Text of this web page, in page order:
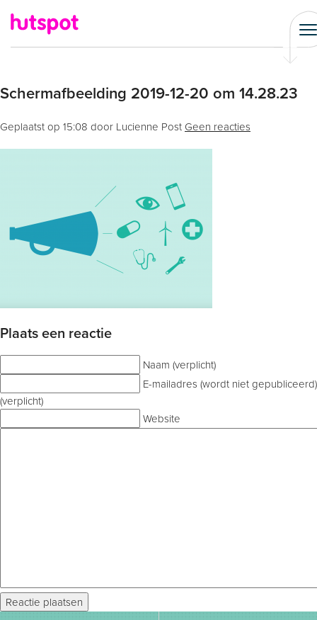
Schermafbeelding 2019-12-20 om 14.28.23
Geplaatst op 15:08 door Lucienne Post Geen reacties
Plaats een reactie
Naam (verplicht)
E-mailadres (wordt niet gepubliceerd)
(verplicht)
Website